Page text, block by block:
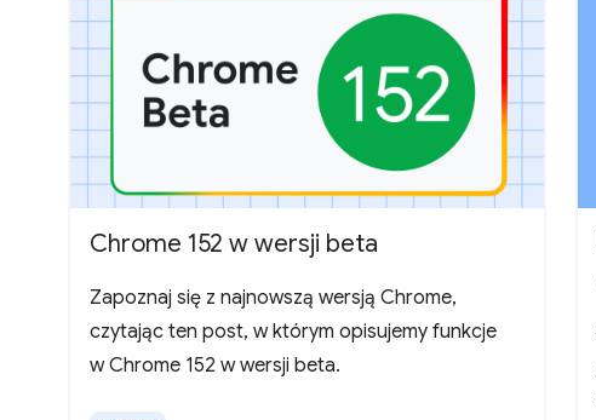
Chrome 152 w wersji beta
Zapoznaj się z najnowszą wersją Chrome,
czytając ten post, w którym opisujemy funkcje
w Chrome 152 w wersji beta.